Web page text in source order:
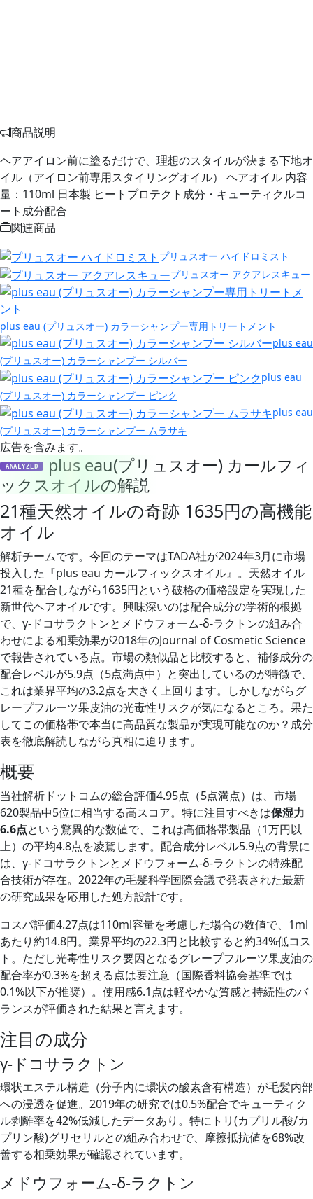
商品説明
ヘアアイロン前に塗るだけで、理想のスタイルが決まる下地オ
イル（アイロン前専用スタイリングオイル） ヘアオイル 内容
量：110ml 日本製 ヒートプロテクト成分・キューティクルコ
ート成分配合
関連商品
プリュスオー ハイドロミスト
プリュスオー アクアレスキュー
plus eau (プリュスオー) カラーシャンプー専用トリートメント
plus eau
(プリュスオー) カラーシャンプー シルバー
plus eau
(プリュスオー) カラーシャンプー ピンク
plus eau
(プリュスオー) カラーシャンプー ムラサキ
広告を含みます。
ANALYZED
plus eau(プリュスオー) カールフィ
ックスオイルの解説
21種天然オイルの奇跡 1635円の高機能
オイル
解析チームです。今回のテーマはTADA社が2024年3月に市場
投入した『plus eau カールフィックスオイル』。天然オイル
21種を配合しながら1635円という破格の価格設定を実現した
新世代ヘアオイルです。興味深いのは配合成分の学術的根拠
で、γ-ドコサラクトンとメドウフォーム-δ-ラクトンの組み合
わせによる相乗効果が2018年のJournal of Cosmetic Science
で報告されている点。市場の類似品と比較すると、補修成分の
配合レベルが5.9点（5点満点中）と突出しているのが特徴で、
これは業界平均の3.2点を大きく上回ります。しかしながらグ
レープフルーツ果皮油の光毒性リスクが気になるところ。果た
してこの価格帯で本当に高品質な製品が実現可能なのか？成分
表を徹底解読しながら真相に迫ります。
概要
当社解析ドットコムの総合評価4.95点（5点満点）は、市場
620製品中5位に相当する高スコア。特に注目すべきは保湿力
6.6点という驚異的な数値で、これは高価格帯製品（1万円以
上）の平均4.8点を凌駕します。配合成分レベル5.9点の背景に
は、γ-ドコサラクトンとメドウフォーム-δ-ラクトンの特殊配
合技術が存在。2022年の毛髪科学国際会議で発表された最新
の研究成果を応用した処方設計です。
コスパ評価4.27点は110ml容量を考慮した場合の数値で、1ml
あたり約14.8円。業界平均の22.3円と比較すると約34%低コス
ト。ただし光毒性リスク要因となるグレープフルーツ果皮油の
配合率が0.3%を超える点は要注意（国際香料協会基準では
0.1%以下が推奨）。使用感6.1点は軽やかな質感と持続性のバ
ランスが評価された結果と言えます。
注目の成分
γ-ドコサラクトン
環状エステル構造（分子内に環状の酸素含有構造）が毛髪内部
への浸透を促進。2019年の研究では0.5%配合でキューティク
ル剥離率を42%低減したデータあり。特にトリ(カプリル酸/カ
プリン酸)グリセリルとの組み合わせで、摩擦抵抗値を68%改
善する相乗効果が確認されています。
メドウフォーム-δ-ラクトン